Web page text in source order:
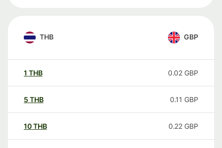
THB GBP
1 THB 0.02 GBP
5 THB 0.11 GBP
10THB 0.22 GBP